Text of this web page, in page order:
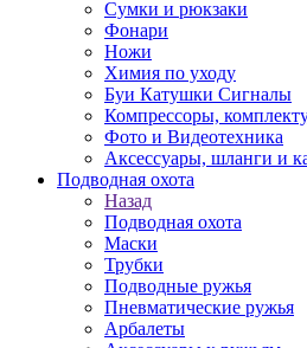
Сумки и рюкзаки
Фонари
Ножи
Химия по уходу
Буи Катушки Сигналы
Компрессоры,
Фото и Видеотехника
Аксессуары, шланги и
Подводная охота
Назад
Подводная охота
Маски
Трубки
Подводные ружья
Пневматические ружья
Арбалеты